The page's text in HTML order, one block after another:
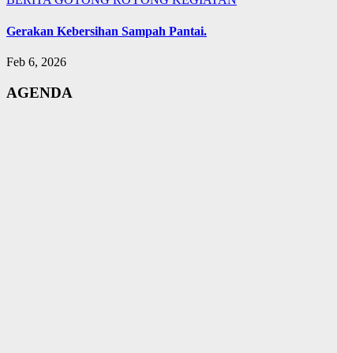
Gerakan Kebersihan Sampah Pantai.
Feb 6, 2026
AGENDA